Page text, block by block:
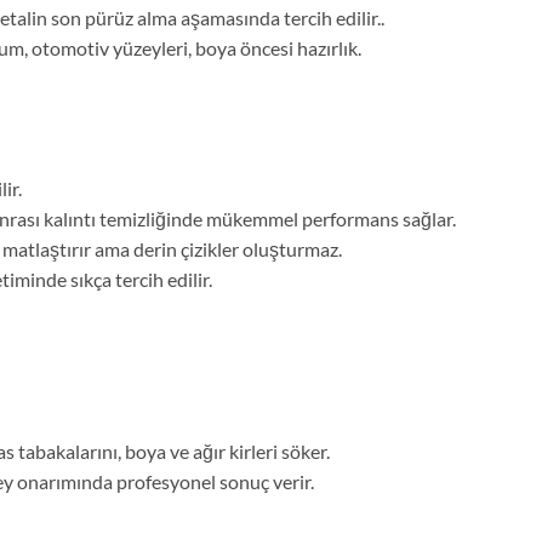
son pürüz alma aşamasında tercih edilir..
otomotiv yüzeyleri, boya öncesi hazırlık.
kalıntı temizliğinde mükemmel performans sağlar.
matlaştırır ama derin çizikler oluşturmaz.
sıkça tercih edilir.
tabakalarını, boya ve ağır kirleri söker.
onarımında profesyonel sonuç verir.